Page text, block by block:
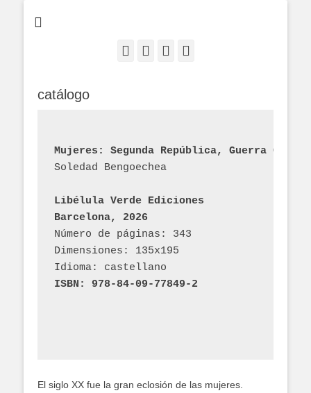
Facebook
CorreoYouTube
catálogo
Mujeres: Segunda República, Guerra Civil
Soledad Bengoechea
Libélula Verde Ediciones
Barcelona, 2026
Número de páginas: 343
Dimensiones: 135x195
Idioma: castellano
ISBN: 978-84-09-77849-2
El siglo XX fue la gran eclosión de las mujeres.